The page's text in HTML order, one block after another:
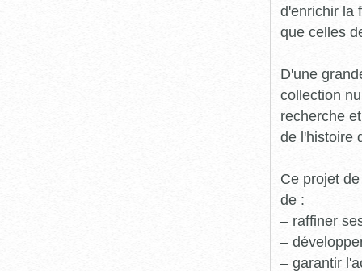
d'enrichir la
que celles
D'une
collection
recherche
de l'histoire
Ce projet
de :
– raffiner
–
– garantir